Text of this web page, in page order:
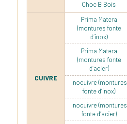
Choc B Bois
CUIVRE
Prima Matera
(montures fonte
d’inox)
Prima Matera
(montures fonte
d’acier)
Inocuivre (montures
fonte d’inox)
Inocuivre (montures
fonte d’acier)